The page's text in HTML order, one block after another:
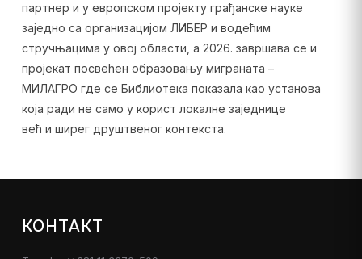
партнер и у европском пројекту грађанске науке
заједно са организацијом ЛИБЕР и водећим
стручњацима у овој области, а 2026. завршава се и
пројекат посвећен образовању миграната –
МИЛАГРО где се Библиотека показала као установа
која ради не само у корист локалне заједнице
већ и ширег друштвеног контекста.
КОНТАКТ